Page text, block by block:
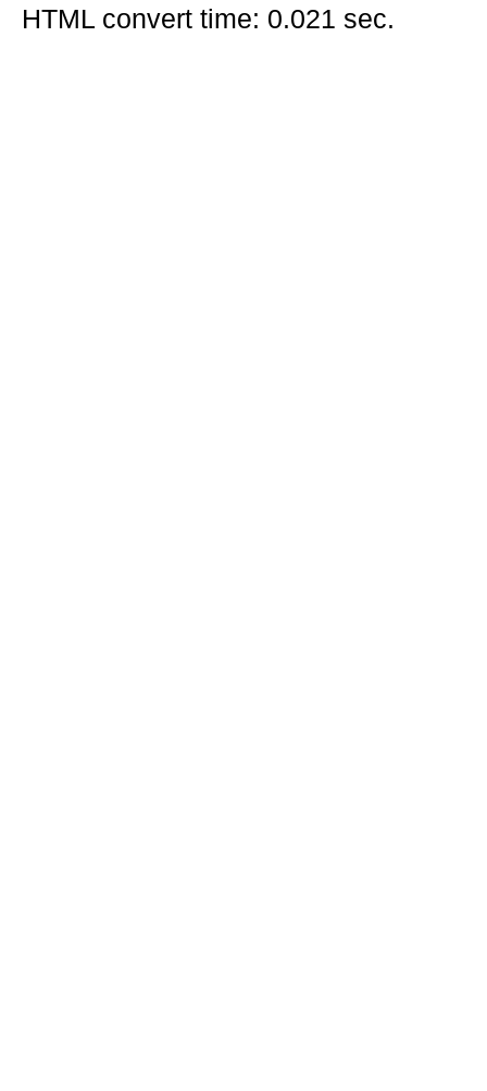
HTML convert time: 0.021 sec.